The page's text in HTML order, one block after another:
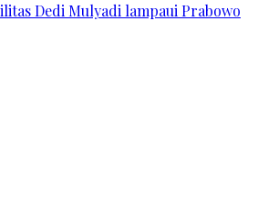
Dedi Mulyadi lampaui Prabowo